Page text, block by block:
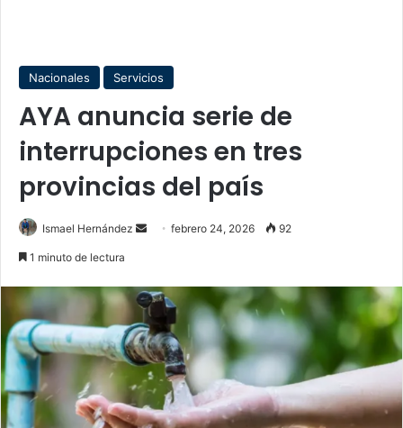
Nacionales Servicios
AYA anuncia serie de
interrupciones en tres
provincias del país
Ismael Hernández
Sendfebrero 24, 2026 92
1 minuto de lectura